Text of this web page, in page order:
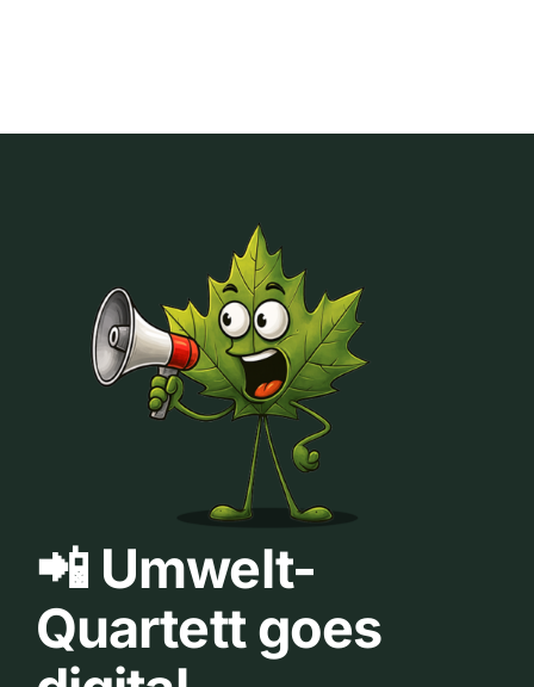
📲 Umwelt-
Quartett goes